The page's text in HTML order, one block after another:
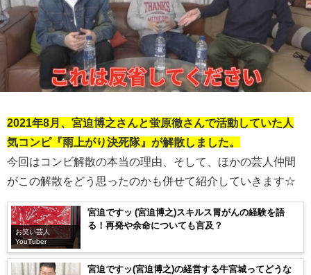
2021年8月、宮迫博之さんと蛍原徹さんで活動していた人
気コンピ『雨上がり決死隊』が解散しました。
今回はコンビ解散の本当の理由、そして、ほかの芸人仲間
がこの解散をどう思ったのかも併せて紹介していきます☆
お笑い芸人
YouTuber
宮迫ですッ (宮迫博之)スキルス胃がんの経験を語
る！再発や余命についても言及？
宮迫ですッ(宮迫博之)の経営する牛宮城ってどうな